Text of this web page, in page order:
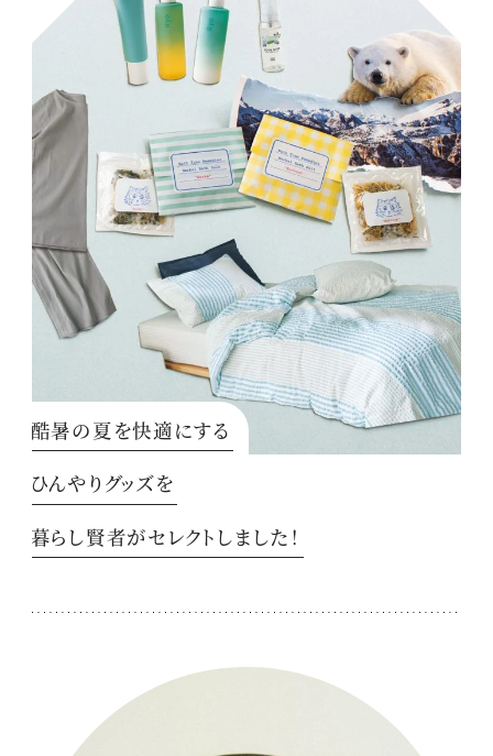
酷暑の夏を快適にする
ひんやりグッズを
暮らし賢者がセレクトしました！